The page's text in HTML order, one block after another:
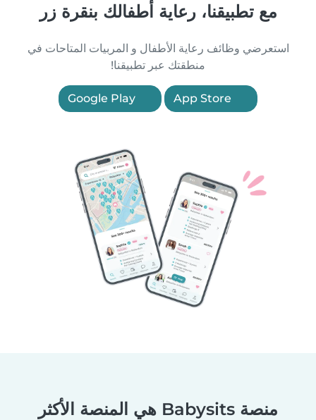
مع تطبيقنا، رعاية أطفالك بنقرة زر
استعرضي وظائف رعاية الأطفال و المربيات المتاحات في
منطقتك عبر تطبيقنا!
منصة Babysits هي المنصة الأكثر